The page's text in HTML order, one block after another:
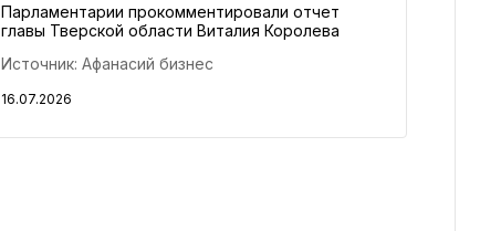
Парламентарии прокомментировали отчет
главы Тверской области Виталия Королева
Источник: Афанасий бизнес
16.07.2026